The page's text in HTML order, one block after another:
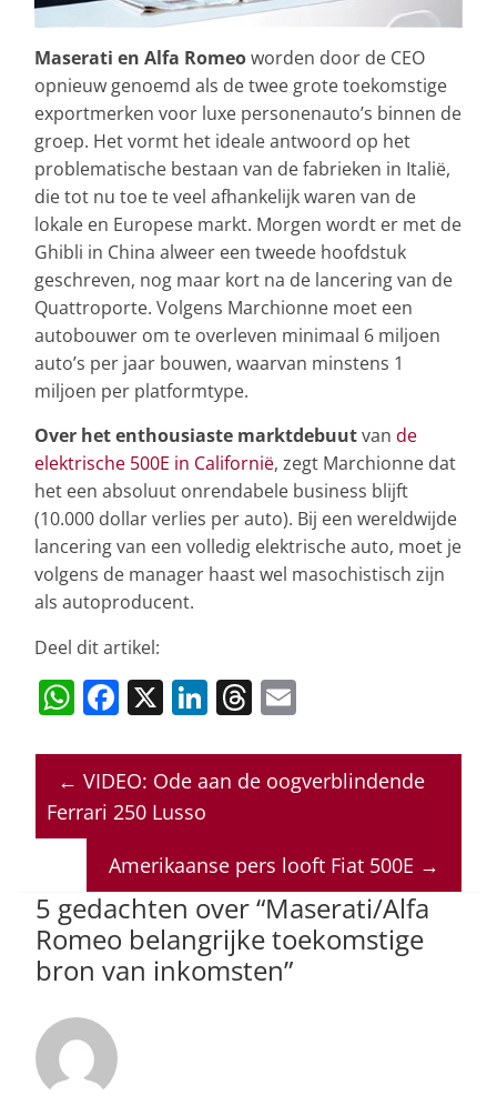
Maserati en Alfa Romeoworden door de CEO
opnieuw genoemd als de twee grote toekomstige
exportmerken voor luxe personenauto’s binnen de
groep. Het vormt het ideale antwoord op het
problematische bestaan van de fabrieken in Italië,
die tot nu toe te veel afhankelijk waren van de
lokale en Europese markt. Morgen wordt er met de
Ghibli in China alweer een tweede hoofdstuk
geschreven, nog maar kort na de lancering van de
Quattroporte. Volgens Marchionne moet een
autobouwer om te overleven minimaal 6 miljoen
auto’s per jaar bouwen, waarvan minstens 1
miljoen per platformtype.
Over het enthousiaste marktdebuutvan de
elektrische 500E in Californië, zegt Marchionne dat
het een absoluut onrendabele business blijft
(10.000 dollar verlies per auto). Bij een wereldwijde
lancering van een volledig elektrische auto, moet je
volgens de manager haast wel masochistisch zijn
als autoproducent.
Deel dit artikel:
W
at
s
A
p
F
c
e
o
o
k
X Li
k
e
n
T
re
a
s
ai
l
← VIDEO: Ode aan de oogverblindende
Ferrari 250 Lusso
Amerikaanse pers looft Fiat 500E →
5 gedachten over “Maserati/Alfa
Romeo belangrijke toekomstige
bron van inkomsten”